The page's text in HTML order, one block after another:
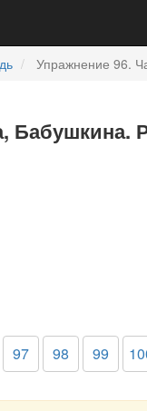
Упражнение 96.
97 98 99